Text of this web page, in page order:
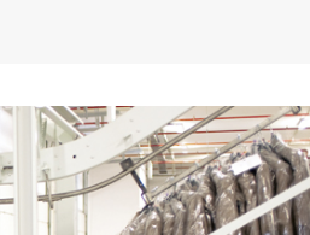
FC Porto ergue a
pela margem mínima
2 de Agosto, 2026